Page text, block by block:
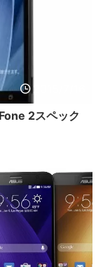
2スペック